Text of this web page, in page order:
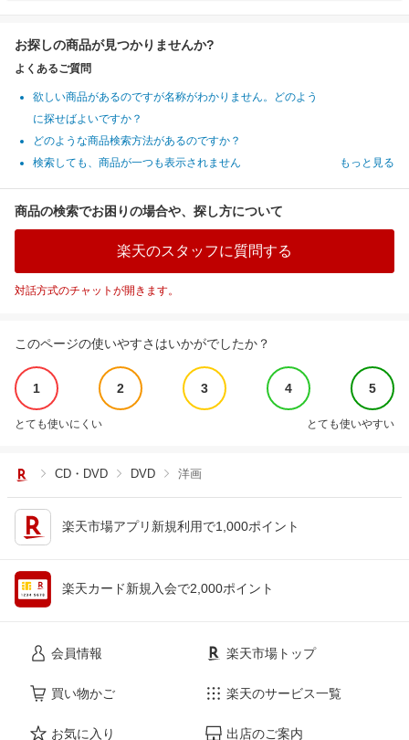
お探しの商品が見つかりませんか?
よくあるご質問
欲しい商品があるのですが名称がわかりません。どのよう
に探せばよいですか？
どのような商品検索方法があるのですか？
検索しても、商品が一つも表示されません
もっと見る
商品の検索でお困りの場合や、探し方について
楽天のスタッフに質問する
対話方式のチャットが開きます。
このページの使いやすさはいかがでしたか？
1 2 3 4 5
とても使いにくい とても使いやすい
CD・DVD DVD 洋画
楽天市場アプリ新規利用で1,000ポイント
楽天カード新規入会で2,000ポイント
会員情報
買い物かご
お気に入り
楽天市場トップ
楽天のサービス一覧
出店のご案内